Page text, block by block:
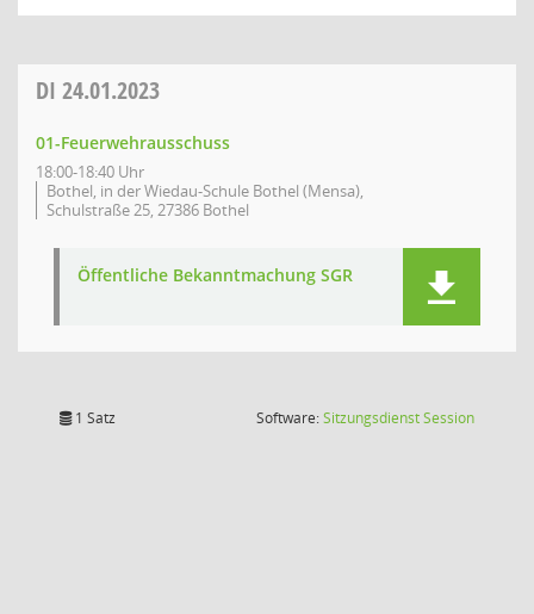
DI 24.01.2023
01-Feuerwehrausschuss
18:00-18:40 Uhr
Bothel, in der Wiedau-Schule Bothel (Mensa),
Schulstraße 25, 27386 Bothel
Öffentliche Bekanntmachung SGR
1 Satz Software:SitzungsdienstSession(Wird in